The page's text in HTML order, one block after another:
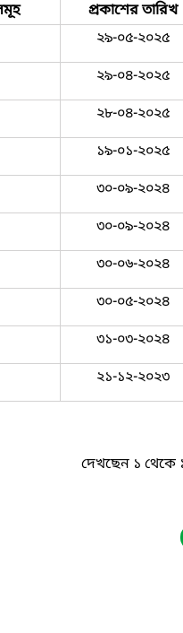
প্রকাশের তারিখ
২৯-০৫-২০২৫
২৯-০৪-২০২৫
২৮-০৪-২০২৫
১৯-০১-২০২৫
৩০-০৯-২০২৪
৩০-০৯-২০২৪
৩০-০৬-২০২৪
৩০-০৫-২০২৪
৩১-০৩-২০২৪
২১-১২-২০২৩
দেখছেন ১ থেকে